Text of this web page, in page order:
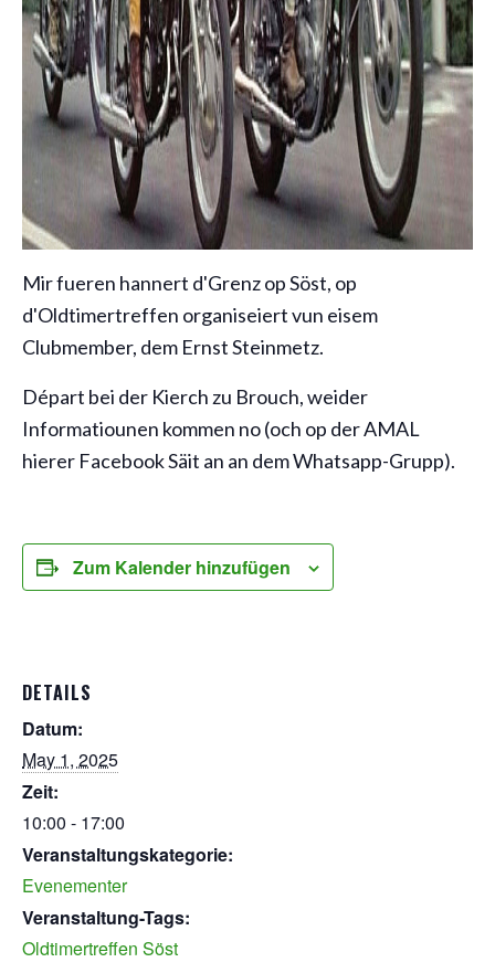
Mir fueren hannert d'Grenz op Söst, op
d'Oldtimertreffen organiseiert vun eisem
Clubmember, dem Ernst Steinmetz.
Départ bei der Kierch zu Brouch, weider
Informatiounen kommen no (och op der AMAL
hierer Facebook Säit an an dem Whatsapp-Grupp).
Zum Kalender hinzufügen
DETAILS
Datum:
May 1, 2025
Zeit:
10:00 - 17:00
Veranstaltungskategorie:
Evenementer
Veranstaltung-Tags:
Oldtimertreffen Söst